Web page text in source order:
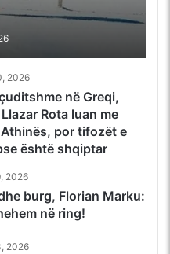
2026
në Greqi,
Rota luan me
por tifozët e
është shqiptar
2026
burg, Florian Marku:
në ring!
2026